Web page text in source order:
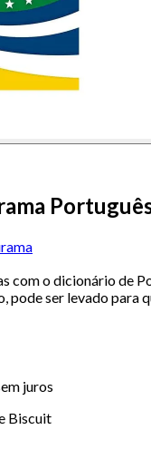
com o dicionário de
pode ser levado para
juros
Biscuit